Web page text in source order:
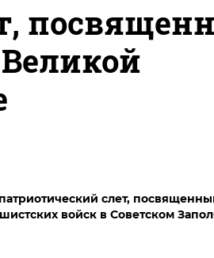
слет,
войск в Советском